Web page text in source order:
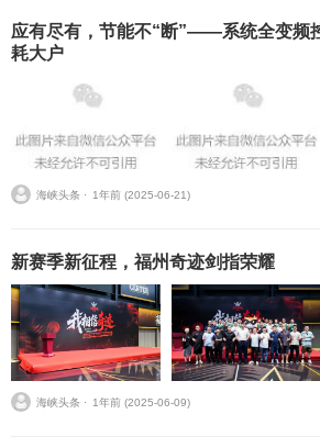
应有尽有，节能不“断”——系统全变频
耗大户
海峡头条 ⋅ 1年前 (2025-06-21)
新赛季新征程，福州奇迹剑指荣耀
海峡头条 ⋅ 1年前 (2025-06-09)